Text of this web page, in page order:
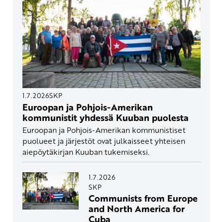
1.7.2026SKP
Euroopan ja Pohjois-Amerikan
kommunistit yhdessä Kuuban puolesta
Euroopan ja Pohjois-Amerikan kommunistiset
puolueet ja järjestöt ovat julkaisseet yhteisen
aiepöytäkirjan Kuuban tukemiseksi.
1.7.2026
SKP
Communists from Europe
and North America for
Cuba